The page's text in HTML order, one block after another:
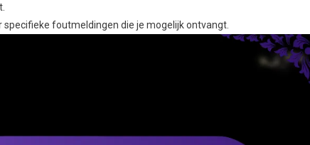
foutmeldingen die je mogelijk ontvangt.